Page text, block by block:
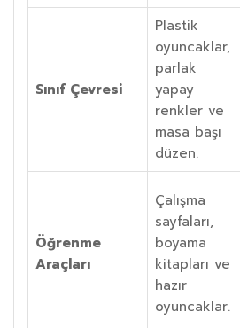
Sınıf Çevresi
Plastik
oyuncaklar,
parlak
yapay
renkler ve
masa başı
düzen.
Öğrenme
Araçları
Çalışma
sayfaları,
boyama
kitapları ve
hazır
oyuncaklar.